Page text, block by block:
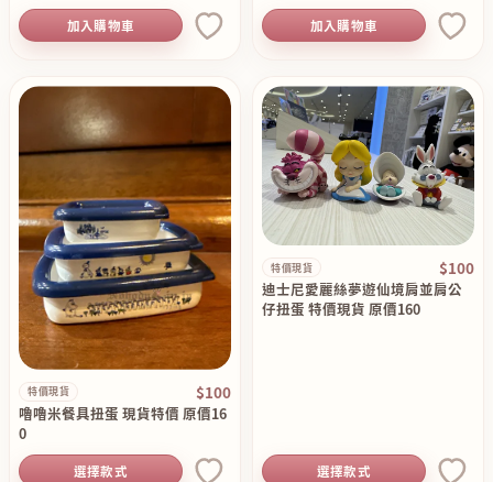
加入購物車 加入購物車
特價現貨 $100
嚕嚕米餐具扭蛋 現貨特價 原價16
0
選擇款式
特價現貨 $100
迪士尼愛麗絲夢遊仙境肩並肩公
仔扭蛋 特價現貨 原價160
選擇款式